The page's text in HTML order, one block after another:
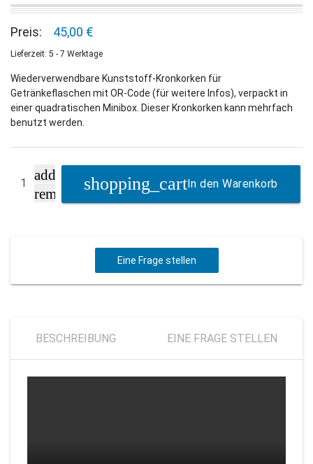
Preis: 45,00 €
Lieferzeit: 5 - 7 Werktage
Wiederverwendbare Kunststoff-Kronkorken für
Getränkeflaschen mit OR-Code (für weitere Infos), verpackt in
einer quadratischen Minibox. Dieser Kronkorken kann mehrfach
benutzt werden.
add
remove
In den Warenkorb
Eine Frage stellen
BESCHREIBUNG EINE FRAGE STELLEN